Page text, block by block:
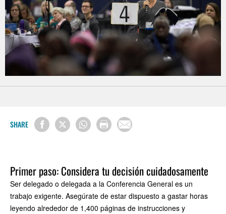
SHARE
Primer paso: Considera tu decisión cuidadosamente
Ser delegado o delegada a la Conferencia General es un
trabajo exigente. Asegúrate de estar dispuesto a gastar horas
leyendo alrededor de 1,400 páginas de instrucciones y